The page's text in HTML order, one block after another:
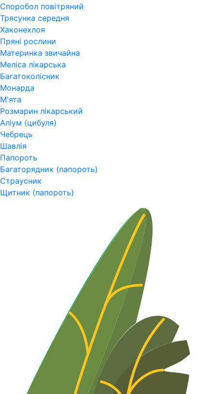
Споробол повітряний
Трясунка середня
Хаконехлоя
Пряні рослини
Материнка звичайна
Меліса лікарська
Багатоколісник
Монарда
М'ята
Розмарин лікарський
Аліум (цибуля)
Чебрець
Шавлія
Папороть
Багаторядник (папороть)
Страусник
Щитник (папороть)